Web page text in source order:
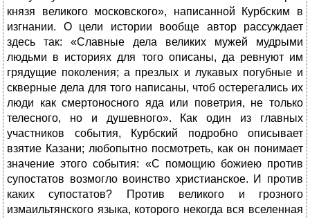
князя великого московского», написанной Курбским в
изгнании. О цели истории вообще автор рассуждает
здесь так: «Славные дела великих мужей мудрыми
людьми в историях для того описаны, да ревнуют им
грядущие поколения; а презлых и лукавых погубные и
скверные дела для того написаны, чтоб остерегались их
люди как смертоносного яда или поветрия, не только
телесного, но и душевного». Как один из главных
участников события, Курбский подробно описывает
взятие Казани; любопытно посмотреть, как он понимает
значение этого события: «С помощию божиею против
супостатов возмогло воинство христианское. И против
каких супостатов? Против великого и грозного
измаильтянского языка, которого некогда вся вселенная